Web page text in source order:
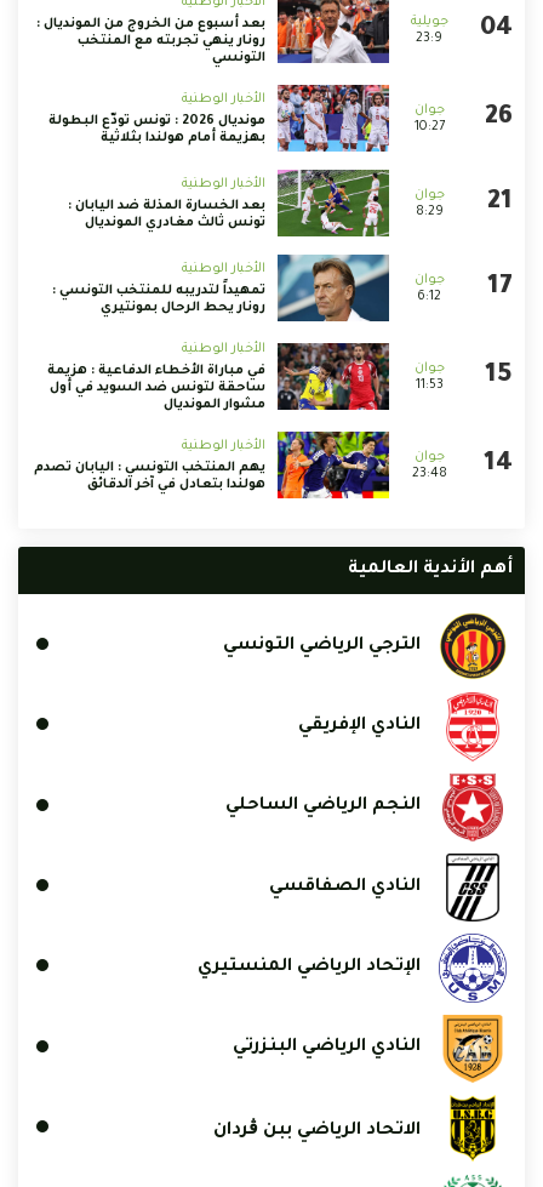
23:9
بعد أسبوع من الخروج من المونديال :
رونار ينهي تجربته مع المنتخب
التونسي
10:27
الأخبار الوطنية
مونديال 2026 : تونس تودّع البطولة
بهزيمة أمام هولندا بثلاثية
8:29
الأخبار الوطنية
بعد الخسارة المذلة ضد اليابان :
تونس ثالث مغادري المونديال
6:12
الأخبار الوطنية
تمهيداً لتدريبه للمنتخب التونسي :
رونار يحط الرحال بمونتيري
11:53
الأخبار الوطنية
في مباراة الأخطاء الدفاعية : هزيمة
ساحقة لتونس ضد السويد في أول
مشوار المونديال
23:48
الأخبار الوطنية
يهم المنتخب التونسي : اليابان تصدم
هولندا بتعادل في آخر الدقائق
أهم الأندية العالمية
الترجي الرياضي التونسي
النادي الإفريقي
النجم الرياضي الساحلي
النادي الصفاقسي
الإتحاد الرياضي المنستيري
النادي الرياضي البنزرتي
الاتحاد الرياضي ببن ڨردان